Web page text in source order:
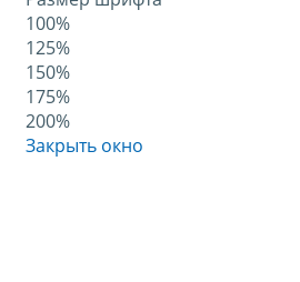
100%
125%
150%
175%
200%
Закрыть окно